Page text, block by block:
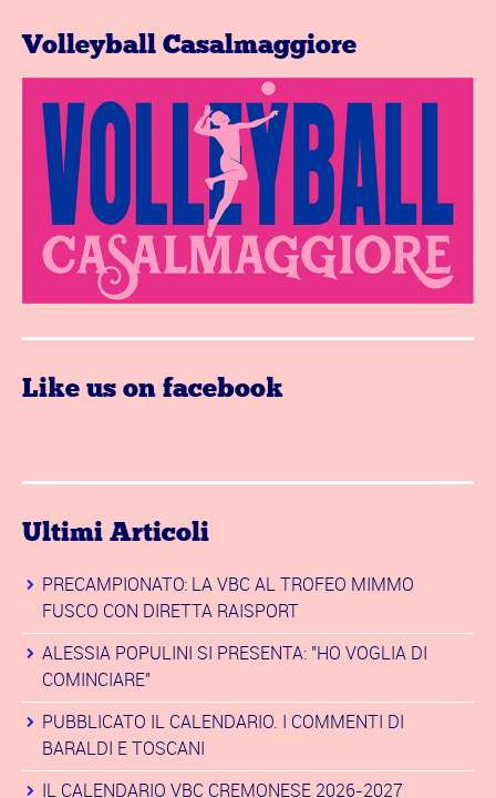
Volleyball Casalmaggiore
Like us on facebook
Ultimi Articoli
PRECAMPIONATO: LA VBC AL TROFEO MIMMO
FUSCO CON DIRETTA RAISPORT
ALESSIA POPULINI SI PRESENTA: "HO VOGLIA DI
COMINCIARE"
PUBBLICATO IL CALENDARIO. I COMMENTI DI
BARALDI E TOSCANI
IL CALENDARIO VBC CREMONESE 2026-2027